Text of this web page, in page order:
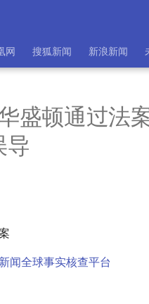
网 搜狐新闻 新浪新闻
盛顿通过法
导
闻全球事实核查平台